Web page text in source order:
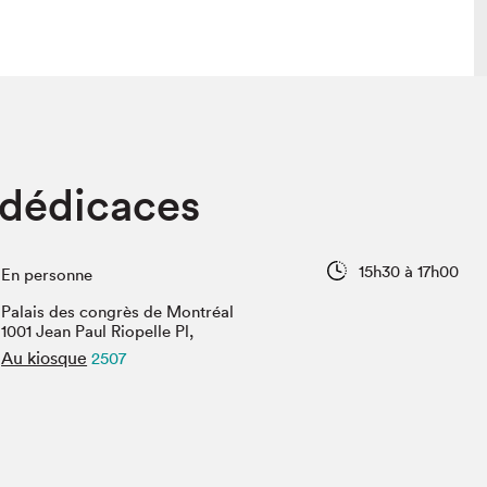
Vidéos et balados
En personne
15h30 à 17h00
Palais des congrès de Montréal
1001 Jean Paul Riopelle Pl,
Au kiosque 2507